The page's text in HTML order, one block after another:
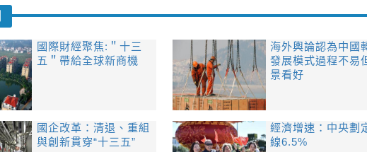
國際財經聚焦:＂十三
五＂帶給全球新商機
海外輿論認為中國
發展模式過程不易
景看好
國企改革：清退、重組
與創新貫穿“十三五”
經濟增速：中央劃
線6.5%